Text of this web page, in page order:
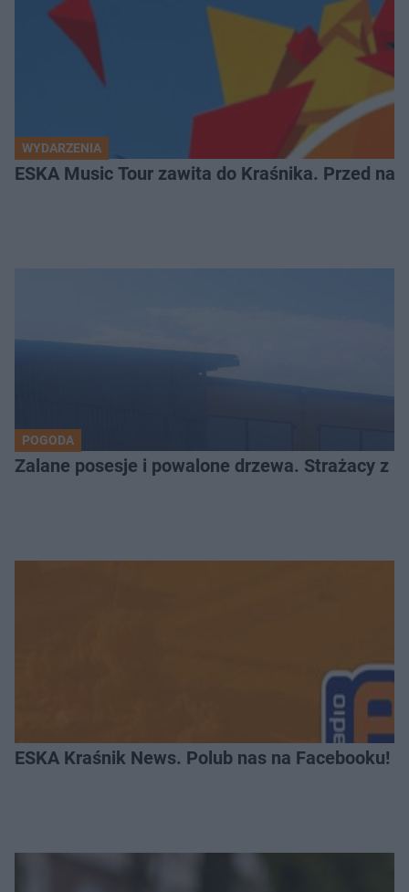
WYDARZENIA
ESKA Music Tour zawita do Kraśnika. Przed
POGODA
Zalane posesje i powalone drzewa. Strażacy z
ESKA Kraśnik News. Polub nas na Facebooku!